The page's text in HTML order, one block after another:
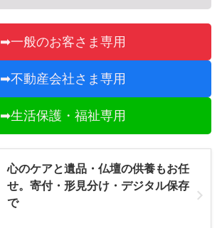
➡一般のお客さま専用
➡不動産会社さま専用
➡生活保護・福祉専用
心のケアと遺品・仏壇の供養もお任
せ。寄付・形見分け・デジタル保存
で